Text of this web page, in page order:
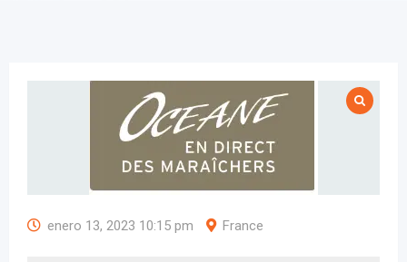
enero 13, 2023 10:15 pm France